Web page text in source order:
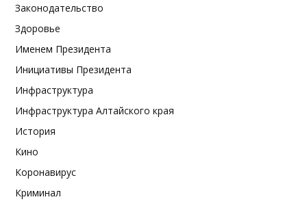
Законодательство
Здоровье
Именем Президента
Инициативы Президента
Инфраструктура
Инфраструктура Алтайского края
История
Кино
Коронавирус
Криминал